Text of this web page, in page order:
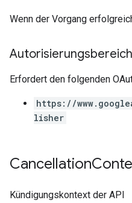
Wenn der Vorgang
Erfordert den folgenden
https://
lisher
Cancellation
Kündigungskontext der API